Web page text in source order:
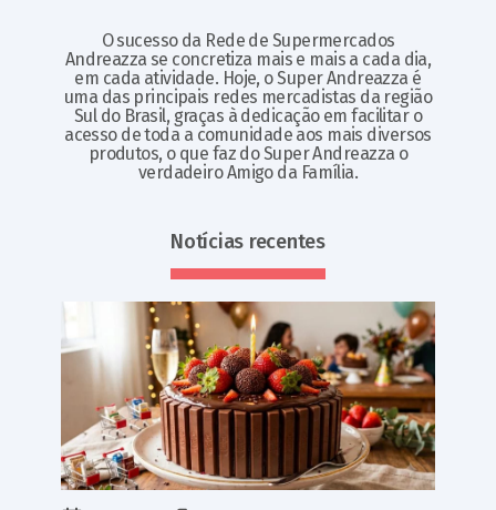
O sucesso da Rede de Supermercados
Andreazza se concretiza mais e mais a cada dia,
em cada atividade. Hoje, o Super Andreazza é
uma das principais redes mercadistas da região
Sul do Brasil, graças à dedicação em facilitar o
acesso de toda a comunidade aos mais diversos
produtos, o que faz do Super Andreazza o
verdadeiro Amigo da Família.
Notícias recentes